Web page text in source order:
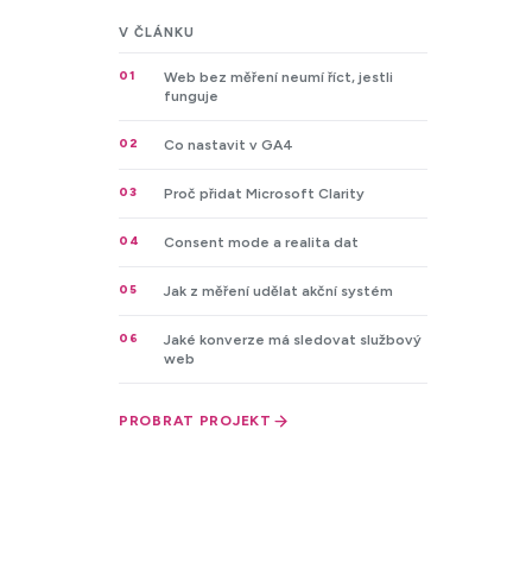
V ČLÁNKU
01
Web bez měření neumí říct, jestli
funguje
02 Co nastavit v GA4
03 Proč přidat Microsoft Clarity
04 Consent mode a realita dat
05 Jak z měření udělat akční systém
06
Jaké konverze má sledovat službový
web
PROBRAT PROJEKT